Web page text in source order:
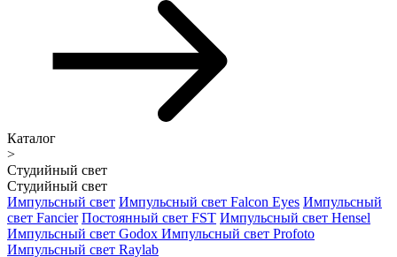
Каталог
>
Студийный свет
Студийный свет
Импульсный свет Импульсный свет Falcon Eyes Импульсный
свет Fancier Постоянный свет FST Импульсный свет Hensel
Импульсный свет Godox Импульсный свет Profoto
Импульсный свет Raylab